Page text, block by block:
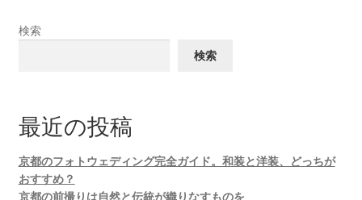
検索
検索
最近の投稿
京都のフォトウェディング完全ガイド。和装と洋装、どっちが
おすすめ？
京都の前撮りは自然と伝統が織りなすものを